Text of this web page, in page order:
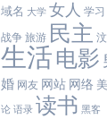
域名 大学 女人 学习
战争 旅游 民主 汶
生活 电影
婚 网友 网站 网络
论 语录 读书 黑客